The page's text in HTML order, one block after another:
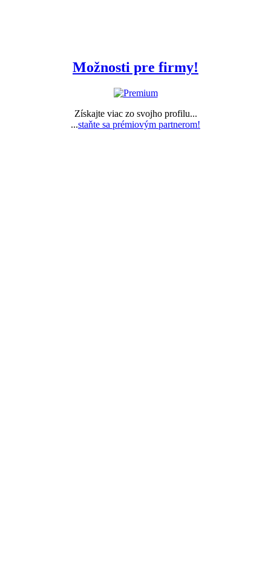
Možnosti pre firmy!
Získajte viac zo svojho profilu...
...staňte sa prémiovým partnerom!